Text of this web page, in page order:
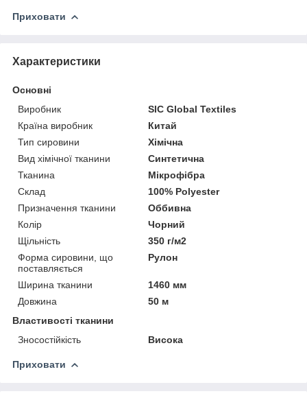
Приховати
Характеристики
Основні
Виробник
SIC Global Textiles
Країна виробник
Китай
Тип сировини
Хімічна
Вид хімічної тканини
Синтетична
Тканина
Мікрофібра
Склад
100% Polyester
Призначення тканини
Оббивна
Колір
Чорний
Щільність
350 г/м2
Форма сировини, що
поставляється
Рулон
Ширина тканини
1460 мм
Довжина
50 м
Властивості тканини
Зносостійкість
Висока
Приховати